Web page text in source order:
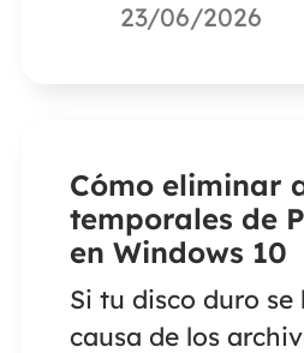
corruptos de Word,
23/06/2026
Cómo eliminar
temporales de
en Windows 10
Si tu disco duro se
causa de los